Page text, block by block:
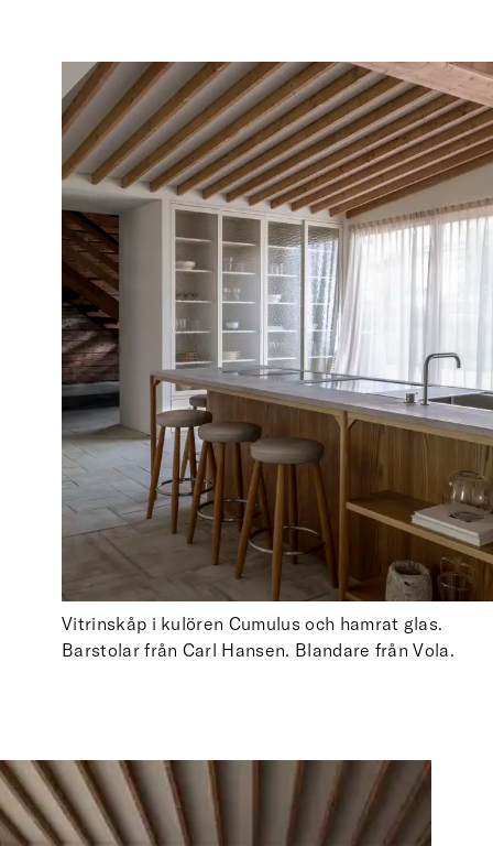
Vitrinskåp i kulören Cumulus och hamrat glas.
Barstolar från Carl Hansen. Blandare från Vola.